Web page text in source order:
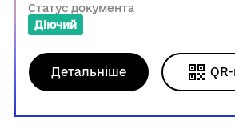
Статус документа
Діючий
Детальніше